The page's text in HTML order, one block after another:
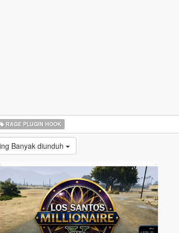
RAGE PLUGIN HOOK
Banyak diunduh